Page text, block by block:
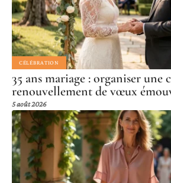
CÉLÉBRATION
35 ans mariage : organiser une
renouvellement de vœux
5 août 2026